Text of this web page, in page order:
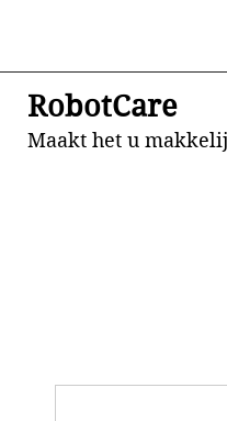
RobotCare
Maakt het u